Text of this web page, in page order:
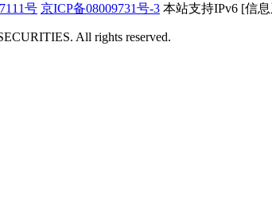
号 京ICP备08009731号-3 本站支持IPv6 [信
All rights reserved.